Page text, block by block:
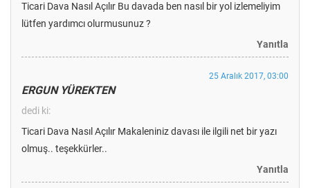
Ticari Dava Nasıl Açılır Bu davada ben nasıl bir yol izlemeliyim
lütfen yardımcı olurmusunuz ?
Yanıtla
ERGUN YÜREKTEN
dedi ki:
25 Aralık 2017, 03:00
Ticari Dava Nasıl Açılır Makaleniniz davası ile ilgili net bir yazı
olmuş.. teşekkürler..
Yanıtla